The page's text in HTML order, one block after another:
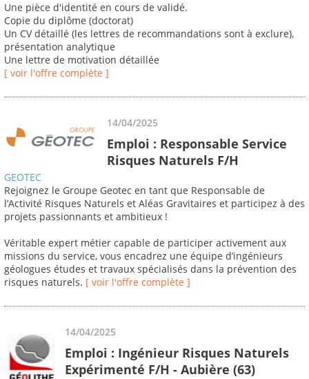
Une pièce d'identité en cours de validé.
Copie du diplôme (doctorat)
Un CV détaillé (les lettres de recommandations sont à exclure),
présentation analytique
Une lettre de motivation détaillée
[ voir l'offre complète ]
14/04/2025
Emploi : Responsable Service
Risques Naturels F/H
GEOTEC
Rejoignez le Groupe Geotec en tant que Responsable de
l’Activité Risques Naturels et Aléas Gravitaires et participez à des
projets passionnants et ambitieux !
Véritable expert métier capable de participer activement aux
missions du service, vous encadrez une équipe d’ingénieurs
géologues études et travaux spécialisés dans la prévention des
risques naturels. [ voir l'offre complète ]
14/04/2025
Emploi : Ingénieur Risques Naturels
Expérimenté F/H - Aubière (63)